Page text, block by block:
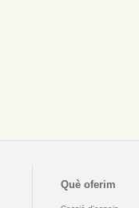
Què oferim